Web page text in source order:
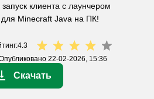
запуск клиента с лаунчером
Minecraft Java на ПК!
4.3
22-02-2026, 15:36
Скачать